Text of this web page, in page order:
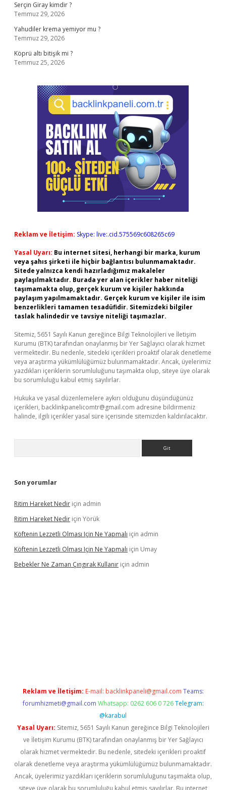
Serçin Giray kimdir ?
Temmuz 29, 2026
Yahudiler krema yemiyor mu ?
Temmuz 29, 2026
Köprü altı bitişik mi ?
Temmuz 25, 2026
Reklam ve İletişim: Skype: live:.cid.575569c608265c69
Yasal Uyarı: Bu internet sitesi, herhangi bir marka, kurum
veya şahıs şirketi ile hiçbir bağlantısı bulunmamaktadır.
Sitede yalnızca kendi hazırladığımız makaleler
paylaşılmaktadır. Burada yer alan içerikler haber niteliği
taşımamakta olup, gerçek kurum ve kişiler hakkında
paylaşım yapılmamaktadır. Gerçek kurum ve kişiler ile isim
benzerlikleri tamamen tesadüfidir. Sitemizdeki bilgiler
taslak halindedir ve tavsiye niteliği taşımazlar.
Sitemiz, 5651 Sayılı Kanun gereğince Bilgi Teknolojileri ve İletişim
Kurumu (BTK) tarafından onaylanmış bir Yer Sağlayıcı olarak hizmet
vermektedir. Bu nedenle, sitedeki içerikleri proaktif olarak denetleme
veya araştırma yükümlülüğümüz bulunmamaktadır. Ancak, üyelerimiz
yazdıkları içeriklerin sorumluluğunu taşımakta olup, siteye üye olarak
bu sorumluluğu kabul etmiş sayılırlar.
Hukuka ve yasal düzenlemelere aykırı olduğunu düşündüğünüz
içerikleri, backlinkpanelicomtr@gmail.com adresine bildirmeniz
halinde, ilgili içerikler yasal süre içerisinde sitemizden kaldırılacaktır.
Son yorumlar
Ritim Hareket Nedir için admin
Ritim Hareket Nedir için Yörük
Köftenin Lezzetli Olması Için Ne Yapmalı için admin
Köftenin Lezzetli Olması Için Ne Yapmalı için Umay
Bebekler Ne Zaman Çıngırak Kullanır için admin
Reklam ve İletişim: E-mail: backlinkpaneli@gmail.com Teams:
forumhizmeti@gmail.com Whatsapp: 0262 606 0 726 Telegram:
@karabul
Yasal Uyarı: Sitemiz, 5651 Sayılı Kanun gereğince Bilgi Teknolojileri
ve İletişim Kurumu (BTK) tarafından onaylanmış bir Yer Sağlayıcı
olarak hizmet vermektedir. Bu nedenle, sitedeki içerikleri proaktif
olarak denetleme veya araştırma yükümlülüğümüz bulunmamaktadır.
Ancak, üyelerimiz yazdıkları içeriklerin sorumluluğunu taşımakta olup,
siteye üye olarak bu sorumluluğu kabul etmiş sayılırlar. Bu internet